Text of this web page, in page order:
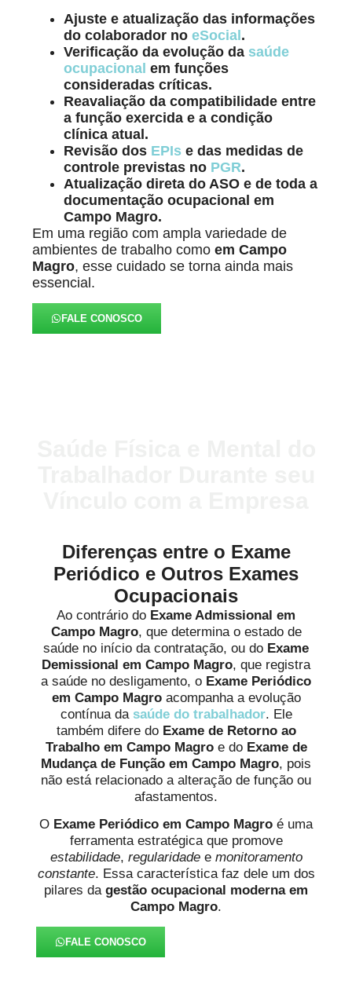
Ajuste e atualização das informações
do colaborador noeSocial .
Verificação da evolução da saúde
ocupacional em funções
consideradas críticas.
Reavaliação da compatibilidade entre
a função exercida e a condição
clínica atual.
Revisão dos EPIs e das medidas de
controle previstas no PGR.
Atualização direta do ASO e de toda a
documentação ocupacional em
Campo Magro.
Em uma região com ampla variedade de
ambientes de trabalho comoem Campo
Magro, esse cuidado se torna ainda mais
essencial.
FALE CONOSCO
Diferenças entre o Exame
Periódico e Outros Exames
Ocupacionais
Ao contrário do Exame Admissional em
Campo Magro, que determina o estado de
saúde no início da contratação, ou do Exame
Demissional em Campo Magro, que registra
a saúde no desligamento, o Exame Periódico
em Campo Magroacompanha a evolução
contínua da saúde do trabalhador. Ele
também difere do Exame de Retorno ao
Trabalho em Campo Magroe do Exame de
Mudança de Função em Campo Magro, pois
não está relacionado a alteração de função ou
afastamentos.
O Exame Periódico em Campo Magro é uma
ferramenta estratégica que promove
estabilidade, regularidadee monitoramento
constante. Essa característica faz dele um dos
pilares da gestão ocupacional moderna em
Campo Magro.
FALE CONOSCO